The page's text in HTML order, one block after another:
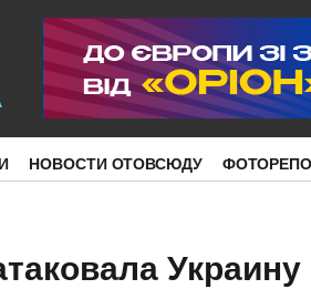
НОВОСТИ ОТОВСЮДУ